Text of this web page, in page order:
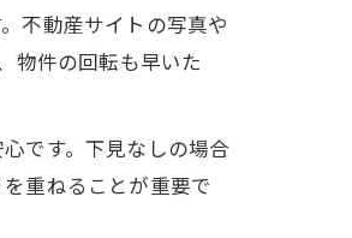
不動産サイトの写真や
物件の回転も早いた
です。下見なしの場合
重ねることが重要で